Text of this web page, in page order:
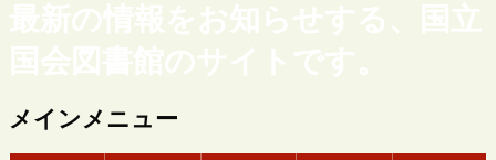
最新の情報をお知らせする、国立
国会図書館のサイトです。
メインメニュー